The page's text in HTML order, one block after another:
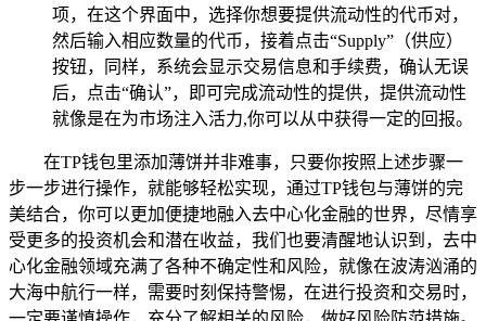
项，在这个界面中，选择你想要提供流动性的代币对，
然后输入相应数量的代币，接着点击“Supply”（供应）
按钮，同样，系统会显示交易信息和手续费，确认无误
后，点击“确认”，即可完成流动性的提供，提供流动性
就像是在为市场注入活力,你可以从中获得一定的回报。
在TP钱包里添加薄饼并非难事，只要你按照上述步骤一
步一步进行操作，就能够轻松实现，通过TP钱包与薄饼的完
美结合，你可以更加便捷地融入去中心化金融的世界，尽情享
受更多的投资机会和潜在收益，我们也要清醒地认识到，去中
心化金融领域充满了各种不确定性和风险，就像在波涛汹涌的
大海中航行一样，需要时刻保持警惕，在进行投资和交易时，